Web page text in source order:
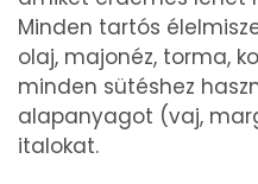
Minden tartós
olaj, majonéz, torma,
minden sütéshez
alapanyagot (vaj,
italokat.